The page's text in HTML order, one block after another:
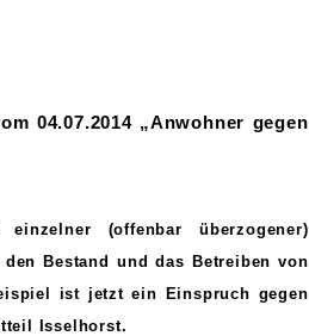
04.07.2014 „Anwohner gegen
(offenbar überzogener)
Bestand und das Betreiben von
ist jetzt ein Einspruch gegen
Isselhorst.